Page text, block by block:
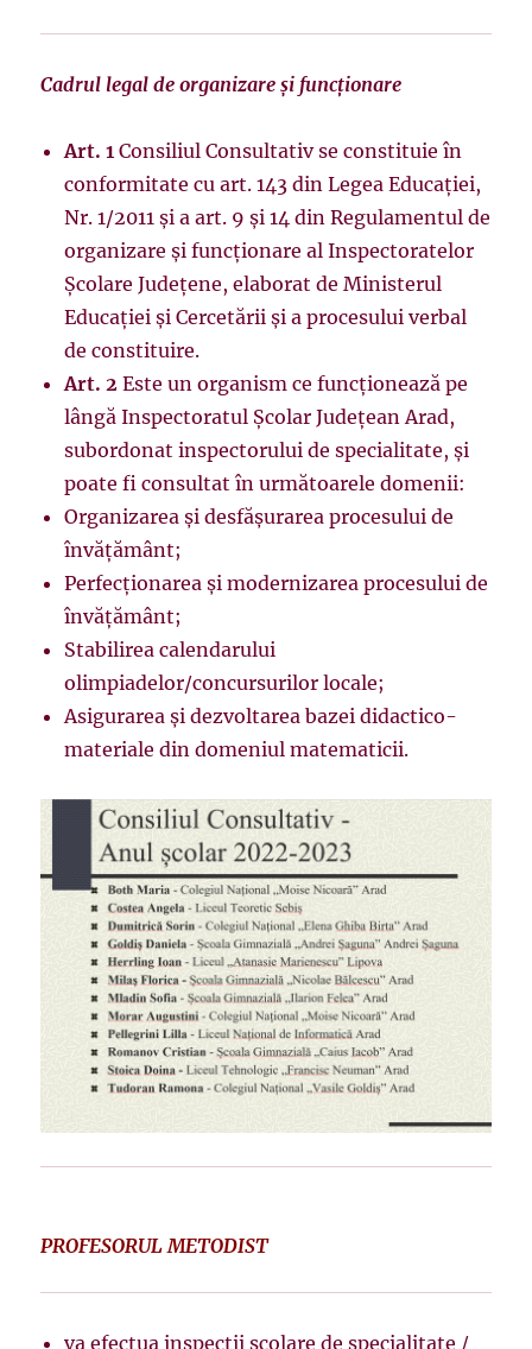
Cadrul legal de organizare şi funcţionare
Art. 1 Consiliul Consultativ se constituie în
conformitate cu art. 143 din Legea Educaţiei,
Nr. 1/2011 şi a art. 9 şi 14 din Regulamentul de
organizare şi funcţionare al Inspectoratelor
Şcolare Judeţene, elaborat de Ministerul
Educaţiei şi Cercetării şi a procesului verbal
de constituire.
Art. 2 Este un organism ce funcţionează pe
lângă Inspectoratul Şcolar Judeţean Arad,
subordonat inspectorului de specialitate, şi
poate fi consultat în următoarele domenii:
Organizarea şi desfăşurarea procesului de
învăţământ;
Perfecţionarea şi modernizarea procesului de
învăţământ;
Stabilirea calendarului
olimpiadelor/concursurilor locale;
Asigurarea şi dezvoltarea bazei didactico-
materiale din domeniul matematicii.
PROFESORUL METODIST
va efectua inspecţii şcolare de specialitate /